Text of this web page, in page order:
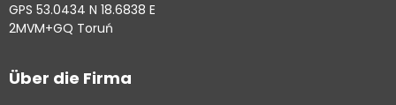
GPS 53.0434 N 18.6838 E
2MVM+GQ Toruń
Über die Firma